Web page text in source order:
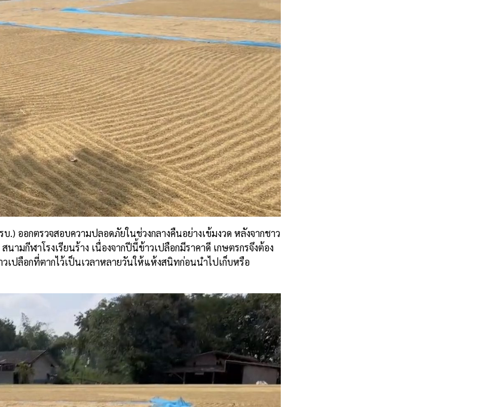
ออกตรวจสอบความปลอดภัยในช่วงกลางคืนอย่างเข้มงวด หลังจากชาว
มกีฬาโรงเรียนร้าง เนื่องจากปีนี้ข้าวเปลือกมีราคาดี เกษตรกรจึงต้อง
เปลือกที่ตากไว้เป็นเวลาหลายวันให้แห้งสนิทก่อนนำไปเก็บหรือ